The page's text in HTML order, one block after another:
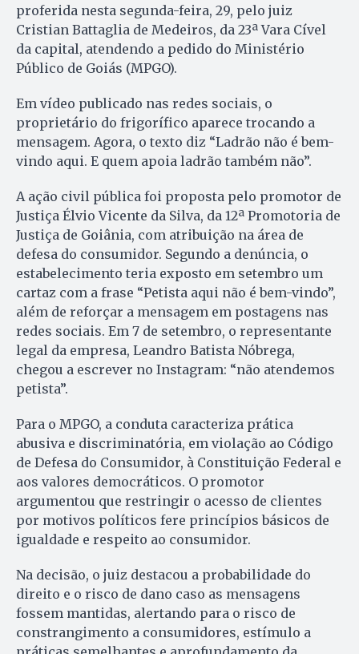
proferida nesta segunda-feira, 29, pelo juiz
Cristian Battaglia de Medeiros, da 23ª Vara Cível
da capital, atendendo a pedido do Ministério
Público de Goiás (MPGO).
Em vídeo publicado nas redes sociais, o
proprietário do frigorífico aparece trocando a
mensagem. Agora, o texto diz “Ladrão não é bem-
vindo aqui. E quem apoia ladrão também não”.
A ação civil pública foi proposta pelo promotor de
Justiça Élvio Vicente da Silva, da 12ª Promotoria de
Justiça de Goiânia, com atribuição na área de
defesa do consumidor. Segundo a denúncia, o
estabelecimento teria exposto em setembro um
cartaz com a frase “Petista aqui não é bem-vindo”,
além de reforçar a mensagem em postagens nas
redes sociais. Em 7 de setembro, o representante
legal da empresa, Leandro Batista Nóbrega,
chegou a escrever no Instagram: “não atendemos
petista”.
Para o MPGO, a conduta caracteriza prática
abusiva e discriminatória, em violação ao Código
de Defesa do Consumidor, à Constituição Federal e
aos valores democráticos. O promotor
argumentou que restringir o acesso de clientes
por motivos políticos fere princípios básicos de
igualdade e respeito ao consumidor.
Na decisão, o juiz destacou a probabilidade do
direito e o risco de dano caso as mensagens
fossem mantidas, alertando para o risco de
constrangimento a consumidores, estímulo a